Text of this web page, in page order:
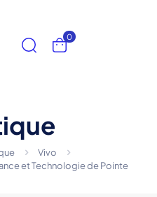
0
Vivo
et Technologie de Pointe